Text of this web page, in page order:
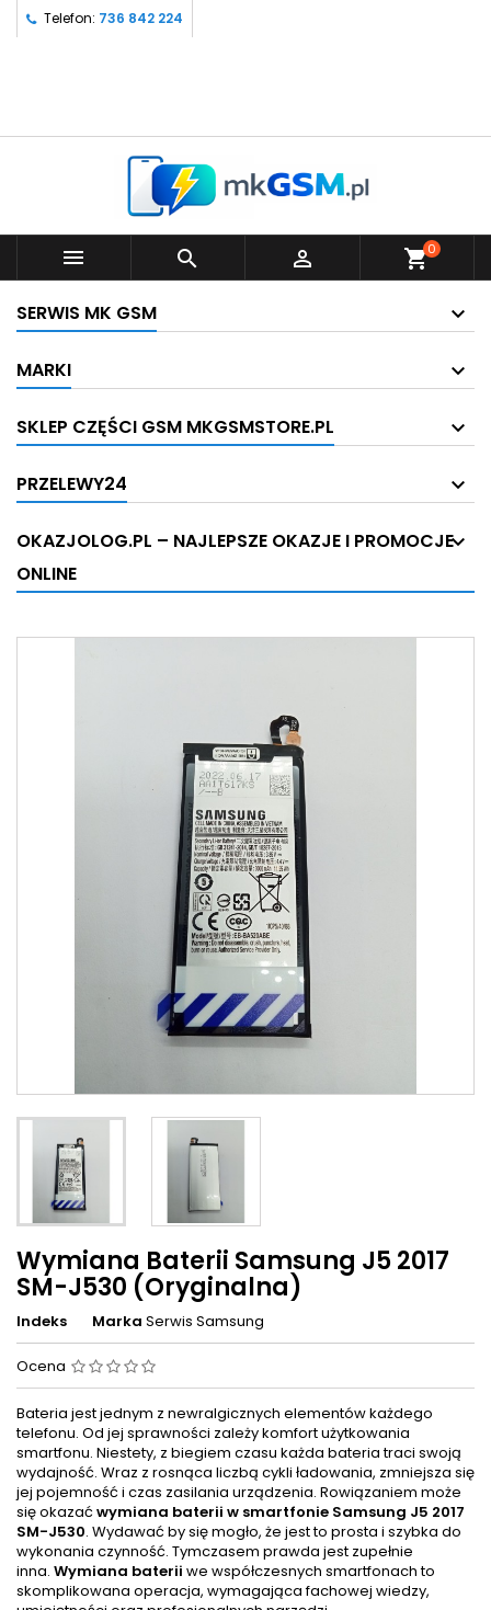
Telefon: 736 842 224
   shopping_cart0
SERWIS MK GSM
MARKI
SKLEP CZĘŚCI GSM MKGSMSTORE.PL
PRZELEWY24
OKAZJOLOG.PL – NAJLEPSZE OKAZJE I PROMOCJE
ONLINE
Wymiana Baterii Samsung J5 2017
SM-J530 (Oryginalna)
Indeks Marka Serwis Samsung
Ocena
Bateria jest jednym z newralgicznych elementów każdego
telefonu. Od jej sprawności zależy komfort użytkowania
smartfonu. Niestety, z biegiem czasu każda bateria traci swoją
wydajność. Wraz z rosnąca liczbą cykli ładowania, zmniejsza się
jej pojemność i czas zasilania urządzenia. Rowiązaniem może
się okazać wymiana baterii w smartfonie Samsung J5 2017
SM-J530. Wydawać by się mogło, że jest to prosta i szybka do
wykonania czynność. Tymczasem prawda jest zupełnie
inna. Wymiana baterii we współczesnych smartfonach to
skomplikowana operacja, wymagająca fachowej wiedzy,